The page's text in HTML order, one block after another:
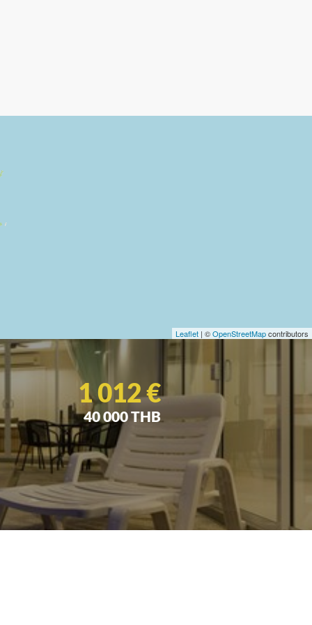
Leaflet | ©OpenStreetMapcontributors
1 012 €
40 000 THB